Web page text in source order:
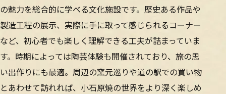
の魅力を総合的に学べる文化施設です。歴史ある作品や
製造工程の展示、実際に手に取って感じられるコーナー
など、初心者でも楽しく理解できる工夫が詰まっていま
す。時期によっては陶芸体験も開催されており、旅の思
い出作りにも最適。周辺の窯元巡りや道の駅での買い物
とあわせて訪れれば、小石原焼の世界をより深く楽しめ